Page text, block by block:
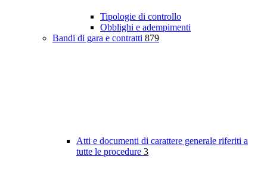
Tipologie di controllo
Obblighi e adempimenti
Bandi di gara e contratti 879
Atti e documenti di carattere generale riferiti a
tutte le procedure 3